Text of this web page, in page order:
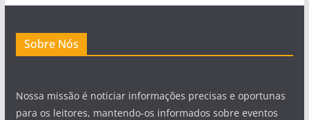
Sobre Nós
Nossa missão é noticiar informações precisas e oportunas
para os leitores, mantendo-os informados sobre eventos